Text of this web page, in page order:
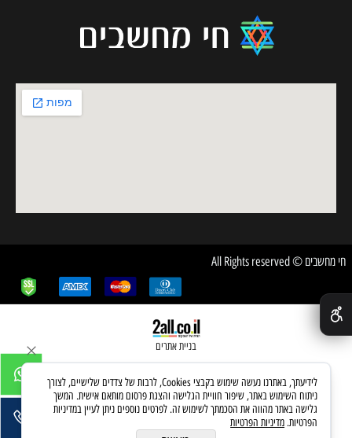
חי מחשבים © All Rights reserved
בניית אתרים
לידיעתך, באתרנו נעשה שימוש בקבצי Cookies, לרבות של צדדים שלישיים, לצורך
ניתוח השימוש באתר, שיפור חוויית הגלישה והצגת פרסום מותאם אישית. המשך
גלישה באתר מהווה את הסכמתך לשימוש זה. לפרטים נוספים ניתן לעיין במדיניות
הפרטיות. מדיניות הפרטיות